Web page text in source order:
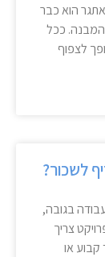
הוא כבר
ככל
לצפוף
לשכור?
בגובה,
צריך
או